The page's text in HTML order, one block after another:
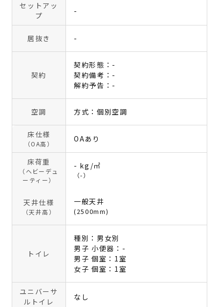
セットアッ
プ
-
居抜き -
契約
契約形態：-
契約備考：-
解約予告：-
空調 方式：個別空調
床仕様
（OA高）
OAあり
床荷重
（ヘビーデュ
ーティー）
- kg/㎡
（-）
天井仕様
（天井高）
一般天井
(2500mm)
トイレ
種別：男女別
男子 小便器：-
男子 個室：1室
女子 個室：1室
ユニバーサ
ルトイレ
なし